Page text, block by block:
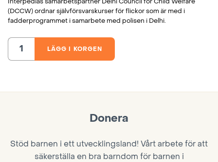
(DCCW) ordnar självförsvarskurser för flickor som är med i
fadderprogrammet i samarbete med polisen i Delhi.
SjälvförsvarskursLÄGG I KORGEN
Donera
Stöd barnen i ett utvecklingsland! Vårt arbete för att
säkerställa en bra barndom för barnen i